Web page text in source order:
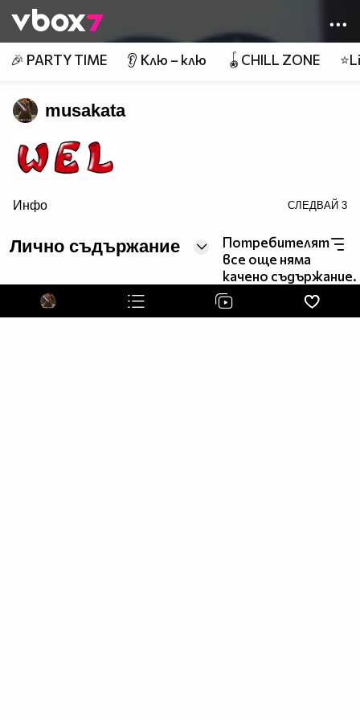
👾
🎉 PARTY TIME 👂 Клю – клю 🪀CHILL ZONE
musakata
border=0>
page counter
Инфо СЛЕДВАЙ 3
Лично съдържание
Потребителят
все още няма
качено съдържание.